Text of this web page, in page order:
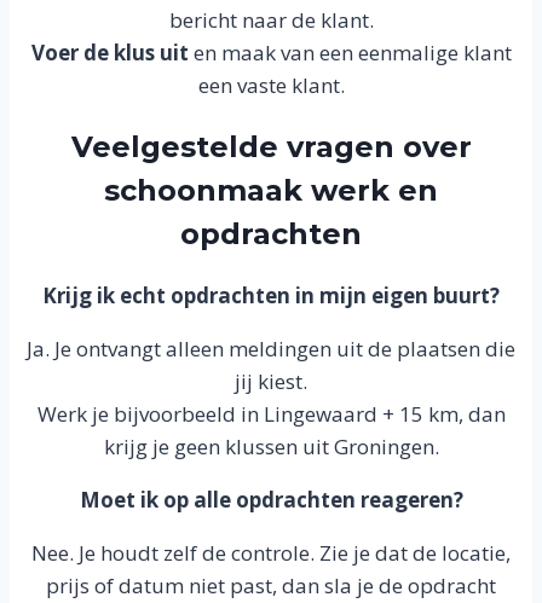
bericht naar de klant.
Voer de klus uit en maak van een eenmalige klant
een vaste klant.
Veelgestelde vragen over
schoonmaak werk en
opdrachten
Krijg ik echt opdrachten in mijn eigen buurt?
Ja. Je ontvangt alleen meldingen uit de plaatsen die
jij kiest.
Werk je bijvoorbeeld in Lingewaard + 15 km, dan
krijg je geen klussen uit Groningen.
Moet ik op alle opdrachten reageren?
Nee. Je houdt zelf de controle. Zie je dat de locatie,
prijs of datum niet past, dan sla je de opdracht